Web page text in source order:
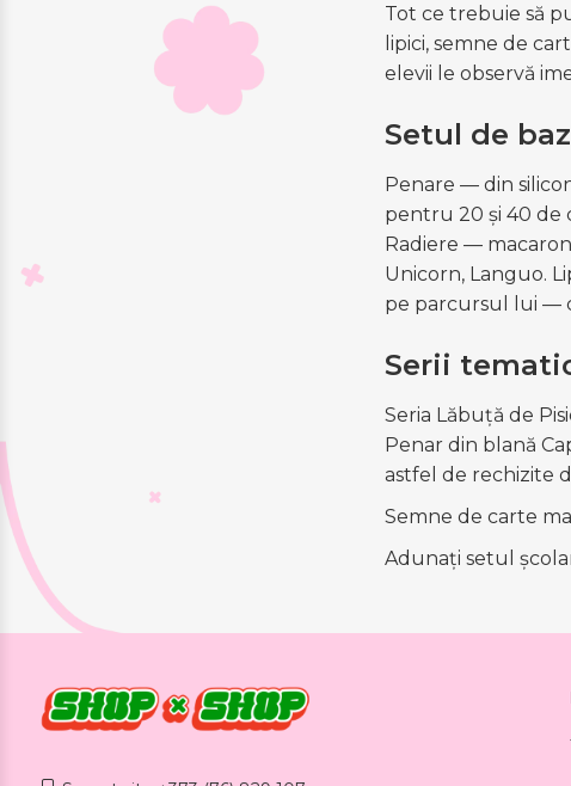
Tot ce trebuie să
lipici, semne de
elevii le observă
Setul de
Penare — din
pentru 20 și 40 de
Radiere —
Unicorn, Languo.
pe parcursul lui —
Serii
Seria Lăbuță de
Penar din blană
astfel de rechizite
Semne de carte
Adunați setul